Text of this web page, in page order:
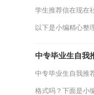
学生推荐信在现在
以下是小编精心整
中专毕业生自我
中专毕业生自我推
格式吗？下面是小